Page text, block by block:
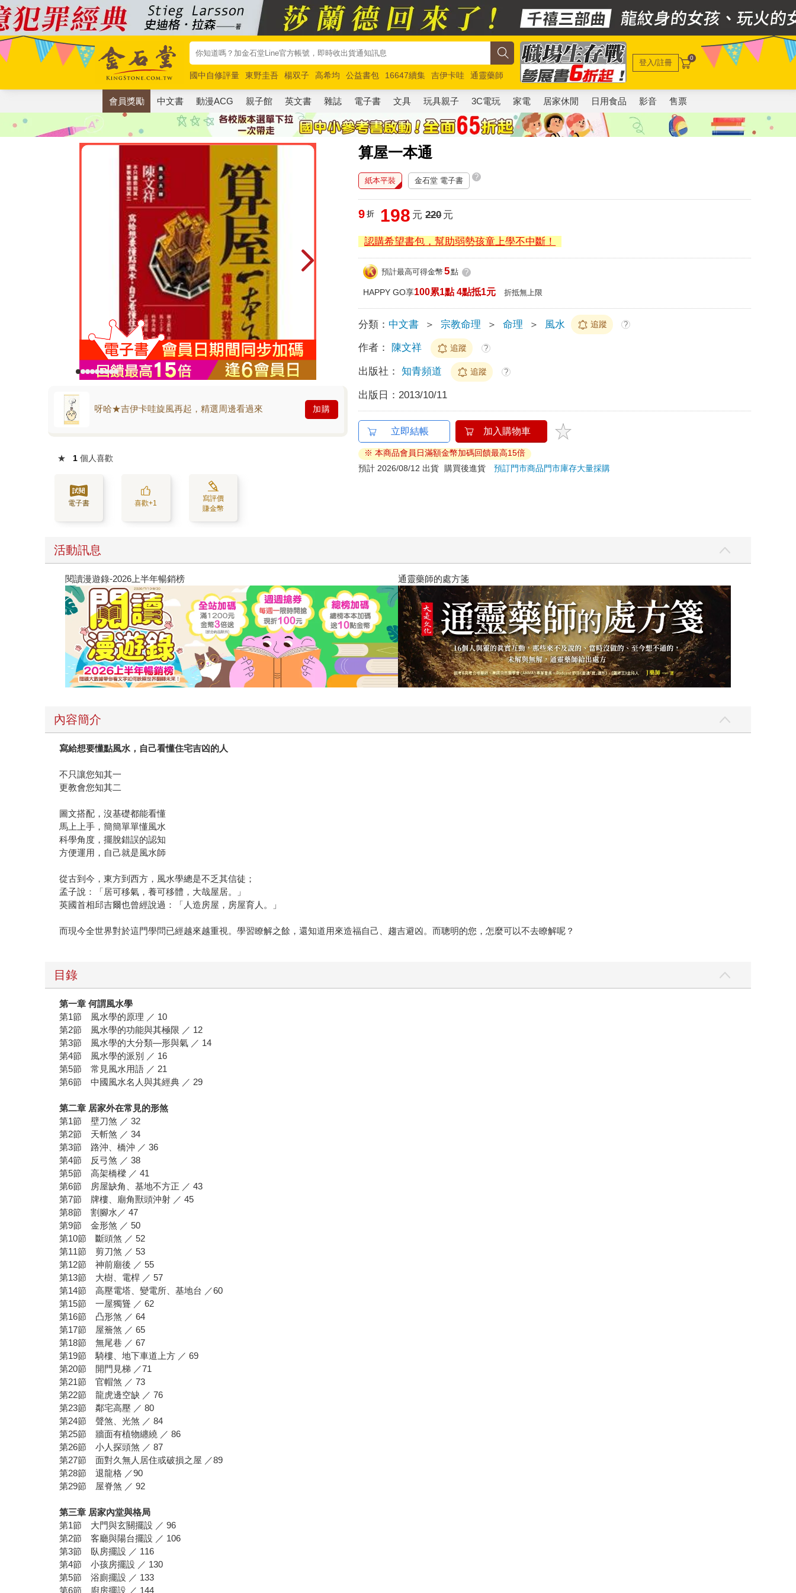
國中自修評量 東野圭吾 楊双子 高希均 公益書包 16647續集 吉伊卡哇
通靈藥師
唯紅花綻放
奧德賽 路邊攤新作 馬斯克 玩具總動員5 超慢跑
登入/註冊 0
會員獎勵 中文書 動漫ACG 親子館 英文書 雜誌 電子書 文具 玩具親子 3C電玩 家電 居家休閒 日用食品 影音 售票
算屋一本通
呀哈★吉伊卡哇旋風再起，精選周邊看過來 加購
★ 1 個人喜歡
電子書 喜歡+1
寫評價
賺金幣
紙本平裝 金石堂 電子書 ?
9 折 198 元 220元
認購希望書包，幫助弱勢孩童上學不中斷！
預計最高可得金幣 5點 ?
HAPPY GO享100累1點 4點抵1元 折抵無上限
分類： 中文書 ＞ 宗教命理 ＞ 命理 ＞ 風水 追蹤 ?
作者： 陳文祥 追蹤 ?
出版社： 知青頻道 追蹤 ?
出版日： 2013/10/11
立即結帳 加入購物車
※ 本商品會員日滿額金幣加碼回饋最高15倍
預計 2026/08/12 出貨
購買後進貨預訂門市商品門市庫存大量採購
活動訊息
閱讀漫遊錄-2026上半年暢銷榜 通靈藥師的處方箋
內容簡介
寫給想要懂點風水，自己看懂住宅吉凶的人
不只讓您知其一
更教會您知其二
圖文搭配，沒基礎都能看懂
馬上上手，簡簡單單懂風水
科學角度，擺脫錯誤的認知
方便運用，自己就是風水師
從古到今，東方到西方，風水學總是不乏其信徒；
孟子說：「居可移氣，養可移體，大哉屋居。」
英國首相邱吉爾也曾經說過：「人造房屋，房屋育人。」
而現今全世界對於這門學問已經越來越重視。學習瞭解之餘，還知道用來造福自己、趨吉避凶。而聰明的您，怎麼可以不去瞭解呢？
目錄
第一章 何謂風水學
第1節 風水學的原理 ／ 10
第2節 風水學的功能與其極限 ／ 12
第3節 風水學的大分類—形與氣 ／ 14
第4節 風水學的派別 ／ 16
第5節 常見風水用語 ／ 21
第6節 中國風水名人與其經典 ／ 29
第二章 居家外在常見的形煞
第1節 壁刀煞 ／ 32
第2節 天斬煞 ／ 34
第3節 路沖、橋沖 ／ 36
第4節 反弓煞 ／ 38
第5節 高架橋樑 ／ 41
第6節 房屋缺角、基地不方正 ／ 43
第7節 牌樓、廟角獸頭沖射 ／ 45
第8節 割腳水／ 47
第9節 金形煞 ／ 50
第10節 斷頭煞 ／ 52
第11節 剪刀煞 ／ 53
第12節 神前廟後 ／ 55
第13節 大樹、電桿 ／ 57
第14節 高壓電塔、變電所、基地台 ／60
第15節 一屋獨聳 ／ 62
第16節 凸形煞 ／ 64
第17節 屋簷煞 ／ 65
第18節 無尾巷 ／ 67
第19節 騎樓、地下車道上方 ／ 69
第20節 開門見梯 ／71
第21節 官帽煞 ／ 73
第22節 龍虎邊空缺 ／ 76
第23節 鄰宅高壓 ／ 80
第24節 聲煞、光煞 ／ 84
第25節 牆面有植物纏繞 ／ 86
第26節 小人探頭煞 ／ 87
第27節 面對久無人居住或破損之屋 ／89
第28節 退龍格 ／90
第29節 屋脊煞 ／ 92
第三章 居家內堂與格局
第1節 大門與玄關擺設 ／ 96
第2節 客廳與陽台擺設 ／ 106
第3節 臥房擺設 ／ 116
第4節 小孩房擺設 ／ 130
第5節 浴廁擺設 ／ 133
第6節 廚房擺設 ／ 144